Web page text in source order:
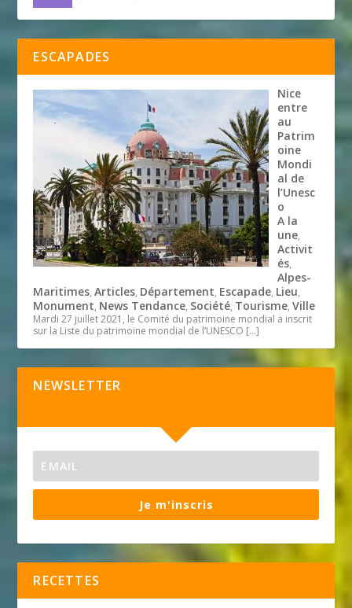
ESCAPADES
Nice
entre
au
Patrim
oine
Mondi
al de
l’Unesc
o
A la
une,
Activit
és,
Alpes-
Maritimes,Articles, Département, Escapade, Lieu,
Monument, News Tendance, Société, Tourisme,Ville
Mardi 27 juillet 2021, le Comité du patrimoine mondial a inscrit
sur la Liste du patrimoine mondial de l’UNESCO […]
NEWSLETTER
Je m'inscris
RECETTES